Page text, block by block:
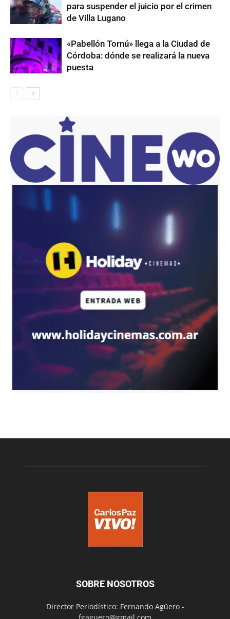
para suspender el juicio por el crimen
de Villa Lugano
«Pabellón Tornú» llega a la Ciudad de
Córdoba: dónde se realizará la nueva
puesta
SOBRE NOSOTROS
Director Periodístico: Fernando Agüero -